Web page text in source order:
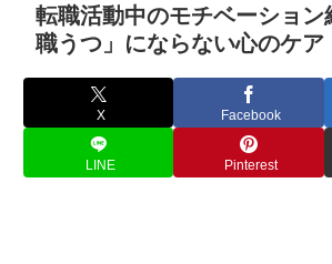
転職活動中のモチベーション
職うつ」にならない心のケア
X Facebook
LINE Pinterest